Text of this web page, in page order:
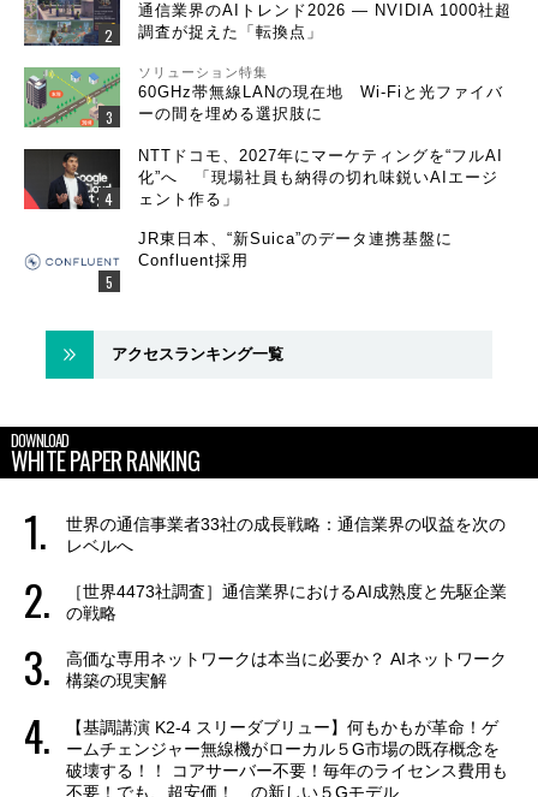
通信業界のAIトレンド2026 ― NVIDIA 1000社超
調査が捉えた「転換点」
ソリューション特集
60GHz帯無線LANの現在地 Wi-Fiと光ファイバ
ーの間を埋める選択肢に
NTTドコモ、2027年にマーケティングを“フルAI
化”へ 「現場社員も納得の切れ味鋭いAIエージ
ェント作る」
JR東日本、“新Suica”のデータ連携基盤に
Confluent採用
アクセスランキング一覧
DOWNLOAD
WHITE PAPER RANKING
世界の通信事業者33社の成長戦略：通信業界の収益を次の
レベルへ
［世界4473社調査］通信業界におけるAI成熟度と先駆企業
の戦略
高価な専用ネットワークは本当に必要か？ AIネットワーク
構築の現実解
【基調講演 K2-4 スリーダブリュー】何もかもが革命！ゲ
ームチェンジャー無線機がローカル５G市場の既存概念を
破壊する！！ コアサーバー不要！毎年のライセンス費用も
不要！でも、超安価！ の新しい５Gモデル